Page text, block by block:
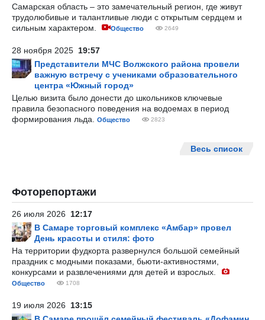
Самарская область – это замечательный регион, где живут
трудолюбивые и талантливые люди с открытым сердцем и
сильным характером.
Общество 2649
28 ноября 2025 19:57
Представители МЧС Волжского района провели
важную встречу с учениками образовательного
центра «Южный город»
Целью визита было донести до школьников ключевые
правила безопасного поведения на водоемах в период
формирования льда.
Общество 2823
Весь список
Фоторепортажи
26 июля 2026 12:17
В Самаре торговый комплекс «Амбар» провел
День красоты и стиля: фото
На территории фудкорта развернулся большой семейный
праздник с модными показами, бьюти-активностями,
конкурсами и развлечениями для детей и взрослых.
Общество 1708
19 июля 2026 13:15